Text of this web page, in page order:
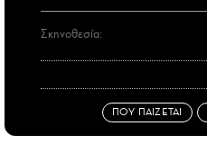
Σκηνοθεσία:
ΠΟΥ ΠΑΙΖΕΤΑΙ